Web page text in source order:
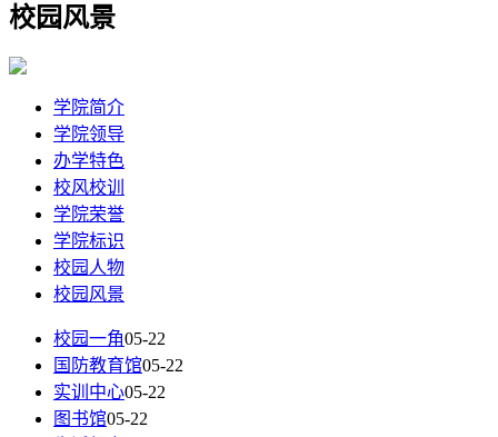
校园风景
学院简介
学院领导
办学特色
校风校训
学院荣誉
学院标识
校园人物
校园风景
校园一角05-22
国防教育馆05-22
实训中心05-22
图书馆05-22